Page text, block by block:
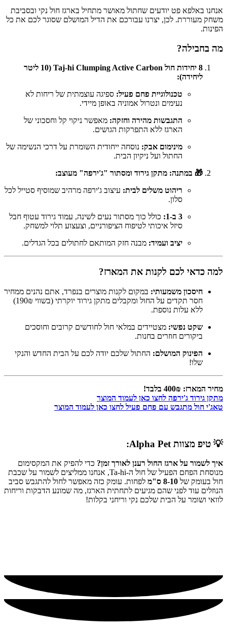
אנחנו באלפא פט יודעים שחתול מאושר מתחיל בארגז חול נקי ובסביבת
משחק מעוררת. לכן, יצרנו עבורכם את הדיל המושלם שסוגר לכם את כל
הפינות.
מה בחבילה?
8 יחידות חול Taj-hi Clumping Active Carbon (10 ליטר
ליחידה):
טכנולוגיית פחם פעיל: ספיגה עוצמתית של ריחות לא
נעימים ונטרול אמוניה באופן מיידי.
התגבשות מהירה וחזקה: מאפשר ניקוי קל וחסכוני של
הארגז ללא התפרקות הגושים.
מינימום אבק: נוסחה ייחודית השומרת על דרכי הנשימה של
החתול ועל ניקיון הבית.
🎁 במתנה: מתקן גירוד ומסתור "ג'ירפה" מעוצב:
ריהוט משלים לבית: עיצוב ג'ירפה מרהיב שמוסיף סטייל לכל
סלון.
3 ב-1:
כולל כוך מסתור נעים לשינה, עמוד גירוד עטוף חבל
סיזל איכותי לטיפוח הציפורניים, וצעצוע תלוי למשחק.
יציב ועמיד: מבנה חזק המותאם לחתולים בכל הגדלים.
למה כדאי לכם לקנות את המארז?
חיסכון משמעותי: במקום לקנות מוצרים בנפרד, אתם נהנים ממחיר
חסר תקדים על החול ומקבלים מתקן גירוד יוקרתי (בשווי 190₪)
ללא עלות נוספת.
שקט נפשי: מצטיידים במלאי חול לחודשים קרובים וחוסכים
ביקורים חוזרים בחנות.
הפינוק המושלם: החתול שלכם יודה לכם על הבית החדש והנקי
שלו!
מחיר המארז: 400₪ בלבד!
מתקן גירוד ג'ירפה לחצו כאן לעמוד המוצר
טאג'י חול מתגבש עם פחם פעיל לחצו כאן לעמוד המוצר
💡 טיפ מצוות Alpha Pet:
איך לשמור על ארגז החול רענן לאורך זמן? כדי להפיק את המקסימום
מנוסחת הפחם הפעיל של חול ה-Ta-hi, אנחנו ממליצים לשמור על שכבת
חול בעומק של 8-10 ס"מ
לפחות. עומק כזה מאפשר לחול להתגבש סביב
הנוזלים עוד לפני שהם מגיעים לתחתית הארגז, מה שמונע הדבקות וריחות
לוואי ושומר על הבית שלכם נקי וריחני בקלות!